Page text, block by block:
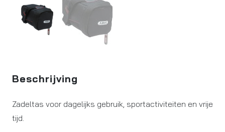
Beschrijving
Zadeltas voor dagelijks gebruik, sportactiviteiten en vrije
tijd.